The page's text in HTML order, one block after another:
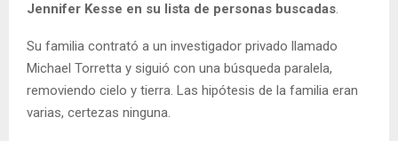
Jennifer Kesse en su lista de personas buscadas.
Su familia contrató a un investigador privado llamado
Michael Torretta y siguió con una búsqueda paralela,
removiendo cielo y tierra. Las hipótesis de la familia eran
varias, certezas ninguna.